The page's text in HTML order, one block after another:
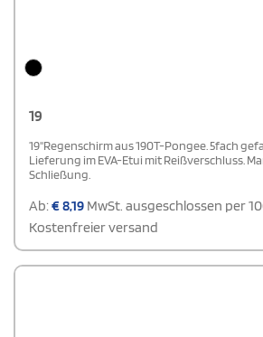
19
19''Regenschirm aus 190T-Pongee. 5fach
Lieferung im EVA-Etui mit Reißverschluss.
Schließung.
Ab:€8,19 MwSt. ausgeschlossen per
Kostenfreier versand